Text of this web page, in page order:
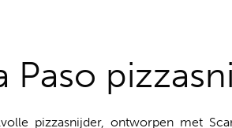
Paso
pizzasnijder, ontworpen met